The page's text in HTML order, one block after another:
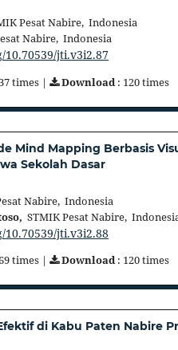
Pesat Nabire, Indonesia
Nabire, Indonesia
jti.v3i2.87
times | Download: 120 times
Mind Mapping Berbasis
Sekolah Dasar
Nabire, Indonesia
STMIK Pesat Nabire,
jti.v3i2.88
times | Download: 120 times
di Kabu Paten Nabire